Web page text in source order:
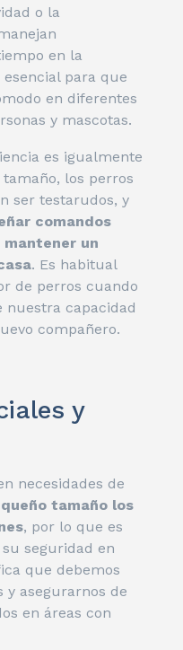
o la
en la
para que
en diferentes
y mascotas.
es igualmente
los perros
ser testarudos, y
comandos
mantener un
. Es habitual
de perros cuando
nuestra capacidad
compañero.
y
necesidades de
tamaño los
, por lo que es
seguridad en
que debemos
y asegurarnos de
en áreas con